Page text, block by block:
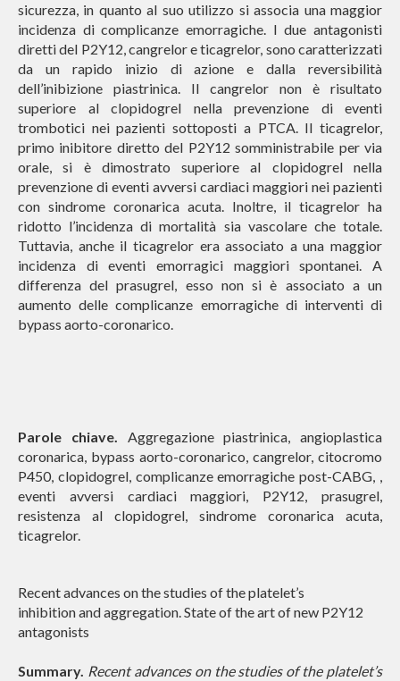
sicurezza, in quanto al suo utilizzo si associa una maggior
incidenza di complicanze emorragiche. I due antagonisti
diretti del P2Y12, cangrelor e ticagrelor, sono caratterizzati
da un rapido inizio di azione e dalla reversibilità
dell’inibizione piastrinica. Il cangrelor non è risultato
superiore al clopidogrel nella prevenzione di eventi
trombotici nei pazienti sottoposti a PTCA. Il ticagrelor,
primo inibitore diretto del P2Y12 somministrabile per via
orale, si è dimostrato superiore al clopidogrel nella
prevenzione di eventi avversi cardiaci maggiori nei pazienti
con sindrome coronarica acuta. Inoltre, il ticagrelor ha
ridotto l’incidenza di mortalità sia vascolare che totale.
Tuttavia, anche il ticagrelor era associato a una maggior
incidenza di eventi emorragici maggiori spontanei. A
differenza del prasugrel, esso non si è associato a un
aumento delle complicanze emorragiche di interventi di
bypass aorto-coronarico.
Parole chiave. Aggregazione piastrinica, angioplastica
coronarica, bypass aorto-coronarico, cangrelor, citocromo
P450, clopidogrel, complicanze emorragiche post-CABG, ,
eventi avversi cardiaci maggiori, P2Y12, prasugrel,
resistenza al clopidogrel, sindrome coronarica acuta,
ticagrelor.
Recent advances on the studies of the platelet’s
inhibition and aggregation. State of the art of new P2Y12
antagonists
Summary. Recent advances on the studies of the platelet’s